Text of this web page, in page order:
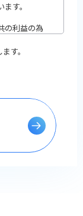
す。
の利益の為
又は提供
後は、当社
情報その他
目的の通
す。